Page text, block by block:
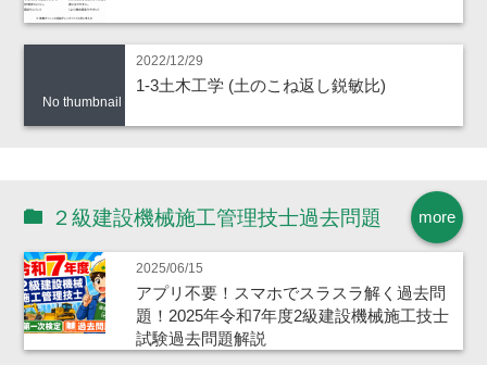
No thumbnail
2022/12/29
1-3土木工学 (土のこね返し鋭敏比)
more
２級建設機械施工管理技士過去問題
2025/06/15
アプリ不要！スマホでスラスラ解く過去問
題！2025年令和7年度2級建設機械施工技士
試験過去問題解説